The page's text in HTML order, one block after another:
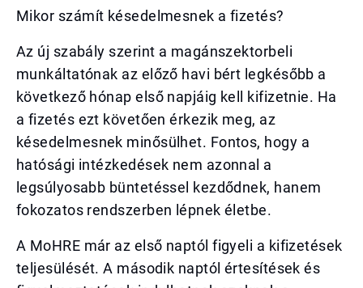
Mikor számít késedelmesnek a fizetés?
Az új szabály szerint a magánszektorbeli
munkáltatónak az előző havi bért legkésőbb a
következő hónap első napjáig kell kifizetnie. Ha
a fizetés ezt követően érkezik meg, az
késedelmesnek minősülhet. Fontos, hogy a
hatósági intézkedések nem azonnal a
legsúlyosabb büntetéssel kezdődnek, hanem
fokozatos rendszerben lépnek életbe.
A MoHRE már az első naptól figyeli a kifizetések
teljesülését. A második naptól értesítések és